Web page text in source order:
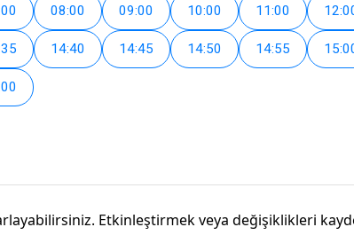
08:00 09:00 10:00 11:00
14:40 14:45 14:50 14:55
Etkinleştirmek veya değişiklikleri